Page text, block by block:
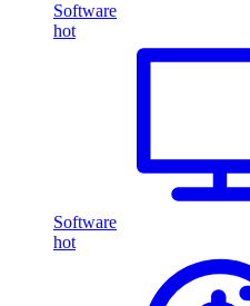
Software
hot
Software
hot